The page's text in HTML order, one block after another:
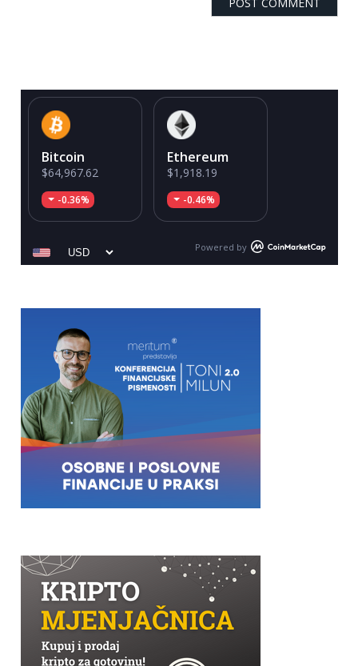
Bitcoin
$64,967.62
-0.36%
Ethereum
$1,918.19
-0.46%
Powered by